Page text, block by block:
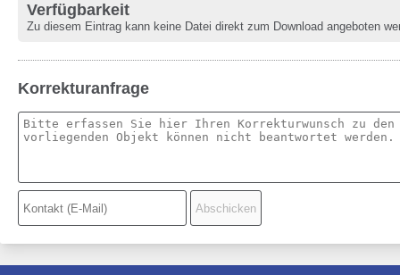
Verfügbarkeit
Zu diesem Eintrag kann keine Datei direkt zum Download angeboten
Korrekturanfrage